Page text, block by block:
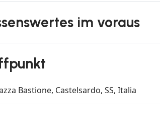
im voraus
Bastione, Castelsardo, SS, Italia